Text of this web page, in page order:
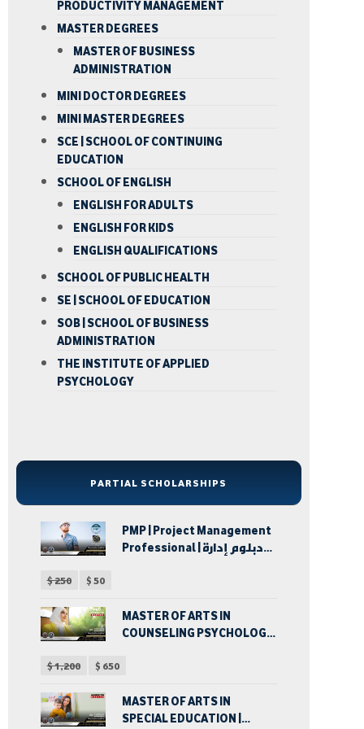
PRODUCTIVITY MANAGEMENT
MASTER DEGREES
MASTER OF BUSINESS
ADMINISTRATION
MINI DOCTOR DEGREES
MINI MASTER DEGREES
SCE | SCHOOL OF CONTINUING
EDUCATION
SCHOOL OF ENGLISH
ENGLISH FOR ADULTS
ENGLISH FOR KIDS
ENGLISH QUALIFICATIONS
SCHOOL OF PUBLIC HEALTH
SE | SCHOOL OF EDUCATION
SOB | SCHOOL OF BUSINESS
ADMINISTRATION
THE INSTITUTE OF APPLIED
PSYCHOLOGY
PARTIAL SCHOLARSHIPS
PMP | Project Management
Professional | دبلوم إدارة
$250 $50
MASTER OF ARTS IN
COUNSELING PSYCHOLOGY
$1,200 $650
MASTER OF ARTS IN
SPECIAL EDUCATION |